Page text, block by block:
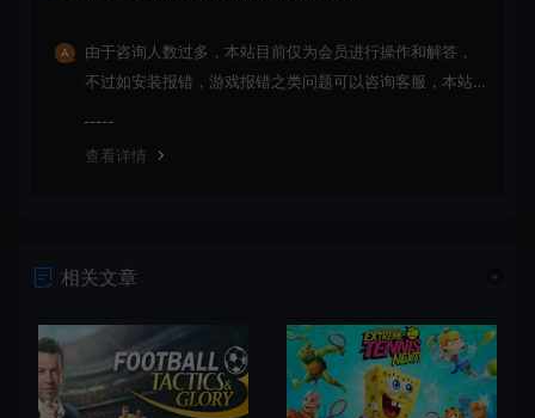
由于咨询人数过多，本站目前仅为会员进行操作和解答，
不过如安装报错，游戏报错之类问题可以咨询客服，本站
查看详情
相关文章